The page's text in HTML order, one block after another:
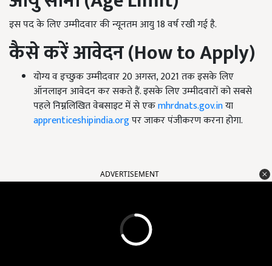
इस पद के लिए उम्मीदवार की न्यूनतम आयु 18 वर्ष रखी गई है.
कैसे करें आवेदन (How to Apply)
योग्य व इच्छुक उम्मीदवार 20 अगस्त, 2021 तक इसके लिए
ऑनलाइन आवेदन कर सकते हैं. इसके लिए उम्मीदवारों को सबसे
पहले निम्नलिखित वेबसाइट में से एकmhrdnats.gov.inया
apprenticeshipindia.orgपर जाकर पंजीकरण करना होगा.
ADVERTISEMENT